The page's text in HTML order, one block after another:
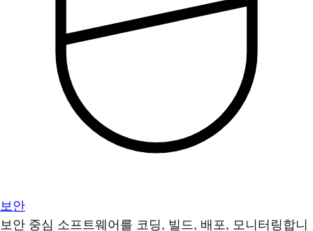
보안
보안 중심 소프트웨어를 코딩, 빌드, 배포, 모니터링합니